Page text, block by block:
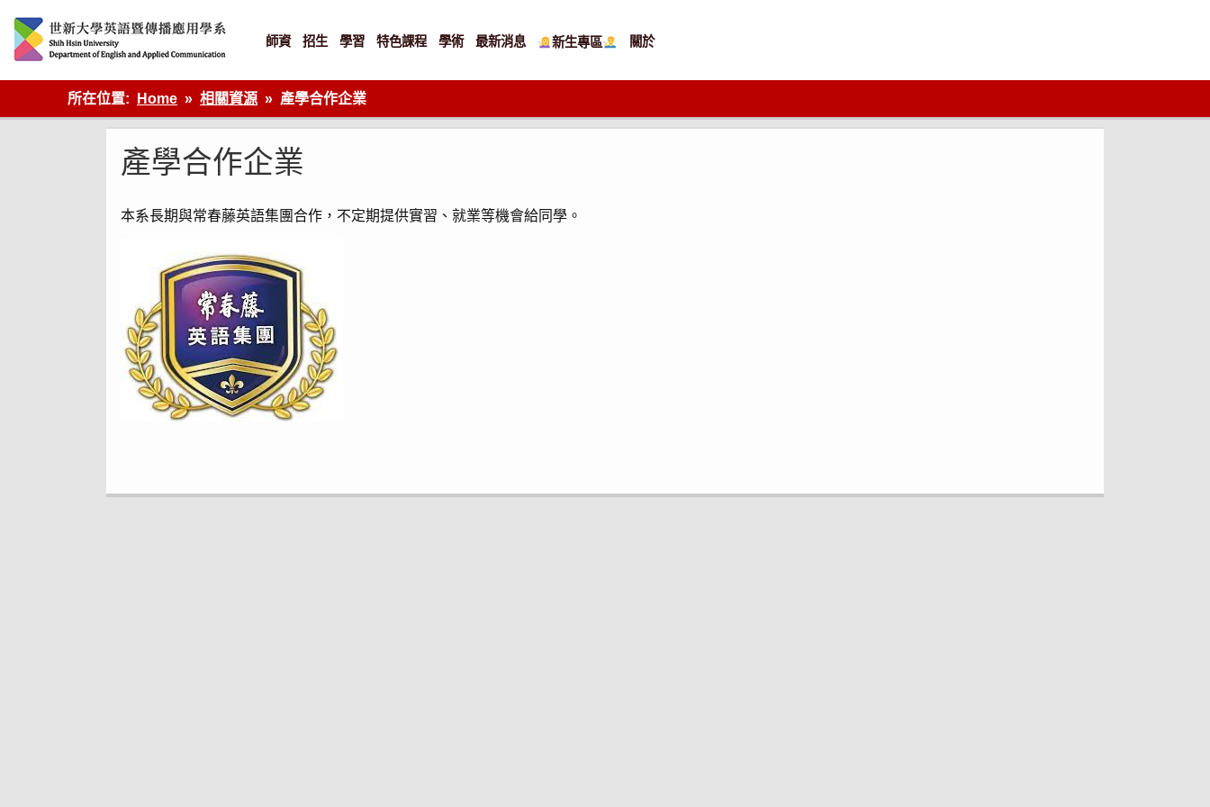
content
英語傳播
師資 招生 學習 特色課程 學術 最新消息 新生專區 關於
所在位置: Home 相關資源 產學合作企業
產學合作企業
本系長期與常春藤英語集團合作，不定期提供實習、就業等機會給同學。